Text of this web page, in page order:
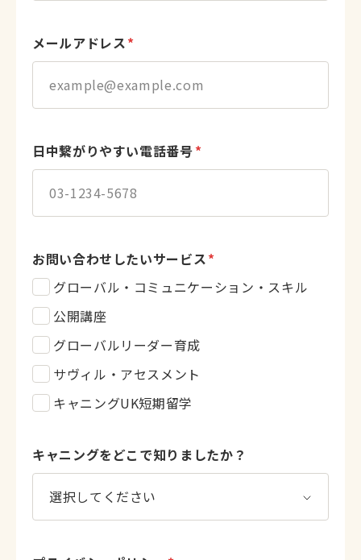
メールアドレス*
日中繋がりやすい電話番号*
お問い合わせしたいサービス*
グローバル・コミュニケーション・スキル
公開講座
グローバルリーダー育成
サヴィル・アセスメント
キャニングUK短期留学
キャニングをどこで知りましたか？